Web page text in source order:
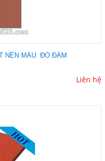
NỀN MÀU ĐỎ ĐẬM
Liên hệ